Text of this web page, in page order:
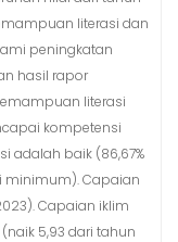
literasi dan
peningkatan
hasil rapor
literasi
kompetensi
adalah baik (86,67%
minimum). Capaian
Capaian iklim
5,93 dari tahun